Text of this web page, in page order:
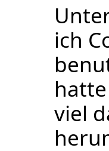
ich
viel